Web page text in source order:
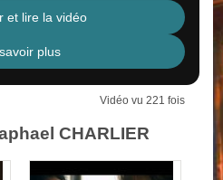
et lire la vidéo
plus
Vidéo vu 221 fois
CHARLIER